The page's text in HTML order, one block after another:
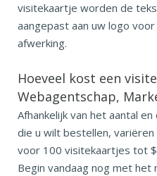
visitekaartje worden de
aangepast aan uw logo
afwerking.
Hoeveel kost een
Webagentschap,
Afhankelijk van het aantal
die u wilt bestellen,
voor 100 visitekaartjes tot
Begin vandaag nog met het